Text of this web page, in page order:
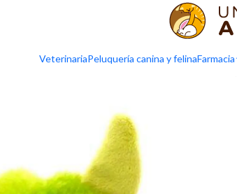
VeterinariaPeluquería canina y felinaFarmacia
Petlounge Mordedor Interactivo Monstruo Verde